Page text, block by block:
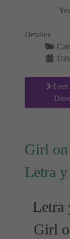
Detalles
Leer
Girl
Letra
Letra
Girl